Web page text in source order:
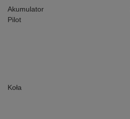
Akumulator
Pilot
Koła